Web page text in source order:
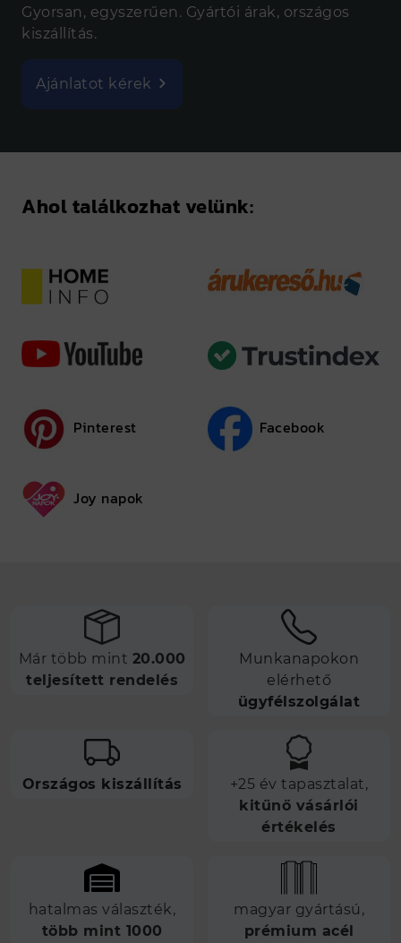
Gyorsan, egyszerűen. Gyártói árak, országos
kiszállítás.
Ajánlatot kérek
Ahol találkozhat velünk:
Pinterest Facebook
Joy napok
Már több mint 20.000
teljesített rendelés
Munkanapokon
elérhető
ügyfélszolgálat
Országos kiszállítás
+25 év tapasztalat,
kitűnő vásárlói
értékelés
hatalmas választék,
több mint 1000
magyar gyártású,
prémium acél